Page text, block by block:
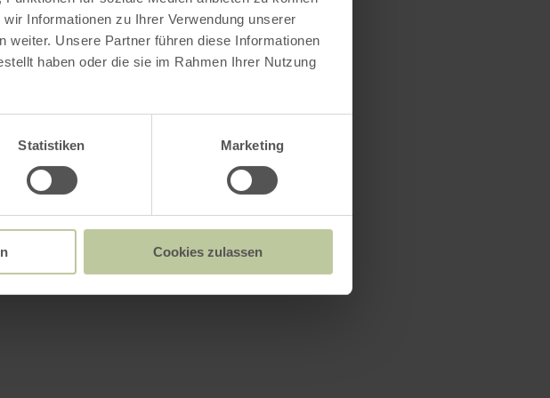
Informationen zu Ihrer Verwendung unserer
weiter. Unsere Partner führen diese Informationen
haben oder die sie im Rahmen Ihrer Nutzung
Statistiken Marketing
Cookies zulassen